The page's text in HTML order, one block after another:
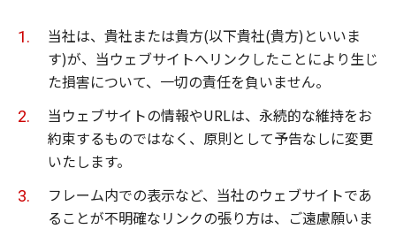
当社は、貴社または貴方(以下貴社(貴方)といいま
す)が、当ウェブサイトへリンクしたことにより生じ
た損害について、一切の責任を負いません。
当ウェブサイトの情報やURLは、永続的な維持をお
約束するものではなく、原則として予告なしに変更
いたします。
フレーム内での表示など、当社のウェブサイトであ
ることが不明確なリンクの張り方は、ご遠慮願いま